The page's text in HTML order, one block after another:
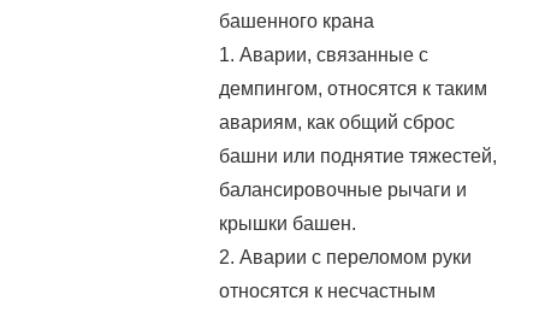
башенного крана
1. Аварии, связанные с
демпингом, относятся к таким
авариям, как общий сброс
башни или поднятие тяжестей,
балансировочные рычаги и
крышки башен.
2. Аварии с переломом руки
относятся к несчастным